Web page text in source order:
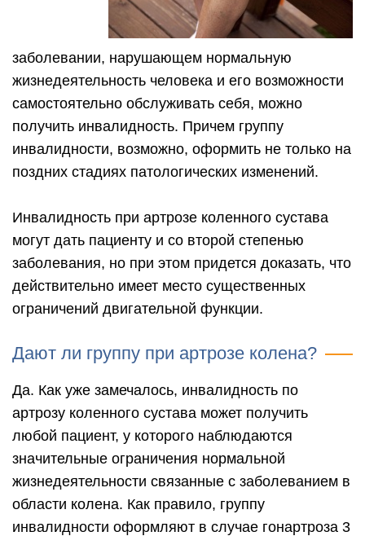
заболевании, нарушающем нормальную
жизнедеятельность человека и его возможности
самостоятельно обслуживать себя, можно
получить инвалидность. Причем группу
инвалидности, возможно, оформить не только на
поздних стадиях патологических изменений.
Инвалидность при артрозе коленного сустава
могут дать пациенту и со второй степенью
заболевания, но при этом придется доказать, что
действительно имеет место существенных
ограничений двигательной функции.
Дают ли группу при артрозе колена?
Да. Как уже замечалось, инвалидность по
артрозу коленного сустава может получить
любой пациент, у которого наблюдаются
значительные ограничения нормальной
жизнедеятельности связанные с заболеванием в
области колена. Как правило, группу
инвалидности оформляют в случае гонартроза 3